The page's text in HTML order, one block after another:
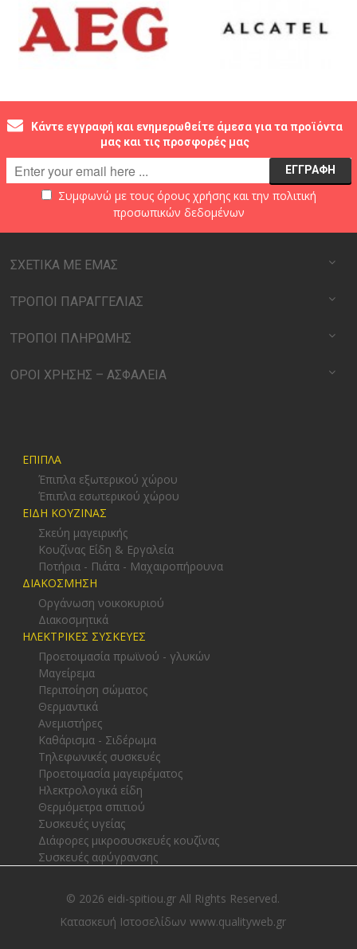
Κάντε εγγραφή και ενημερωθείτε άμεσα για τα προϊόντα
μας και τις προσφορές μας
Συμφωνώ με τους όρους χρήσηςκαι την πολιτική
προσωπικών δεδομένων
ΣΧΕΤΙΚΑ ΜΕ ΕΜΑΣ
ΤΡΟΠΟΙ ΠΑΡΑΓΓΕΛΙΑΣ
ΤΡΟΠΟΙ ΠΛΗΡΩΜΗΣ
ΟΡΟΙ ΧΡΗΣΗΣ – ΑΣΦΑΛΕΙΑ
ΕΠΙΠΛΑ
Έπιπλα εξωτερικού χώρου
Έπιπλα εσωτερικού χώρου
ΕΙΔΗ ΚΟΥΖΙΝΑΣ
Σκεύη μαγειρικής
Κουζίνας Είδη & Εργαλεία
Ποτήρια - Πιάτα - Μαχαιροπήρουνα
ΔΙΑΚΟΣΜΗΣΗ
Οργάνωση νοικοκυριού
Διακοσμητικά
ΗΛΕΚΤΡΙΚΕΣ ΣΥΣΚΕΥΕΣ
Προετοιμασία πρωϊνού - γλυκών
Μαγείρεμα
Περιποίηση σώματος
Θερμαντικά
Ανεμιστήρες
Καθάρισμα - Σιδέρωμα
Τηλεφωνικές συσκευές
Προετοιμασία μαγειρέματος
Ηλεκτρολογικά είδη
Θερμόμετρα σπιτιού
Συσκευές υγείας
Διάφορες μικροσυσκευές κουζίνας
Συσκευές αφύγρανσης
© 2026 eidi-spitiou.gr All Rights Reserved.
Κατασκευή Ιστοσελίδων www.qualityweb.gr